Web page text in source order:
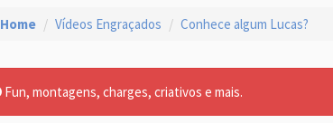
Home Vídeos Engraçados Conhece algum Lucas?
Fun, montagens, charges, criativos e mais.